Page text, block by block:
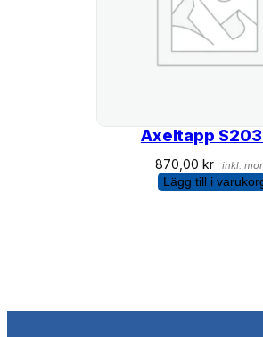
Axeltapp
870,00kr inkl.
Lägg till i